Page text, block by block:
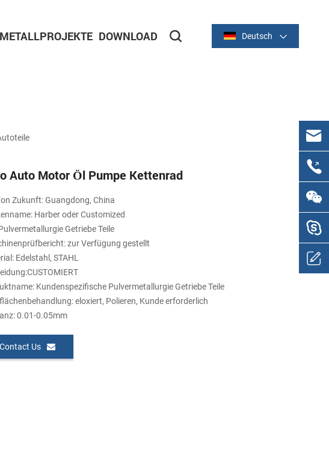
Deutsch
METALLPROJEKTE DOWNLOAD
Auto Motor Öl Pumpe Kettenrad
Zukunft: Guangdong, China
Harber oder Customized
Getriebe Teile
zur Verfügung gestellt
Edelstahl, STAHL
Kundenspezifische Pulvermetallurgie Getriebe Teile
eloxiert, Polieren, Kunde erforderlich
0.01-0.05mm
Contact Us